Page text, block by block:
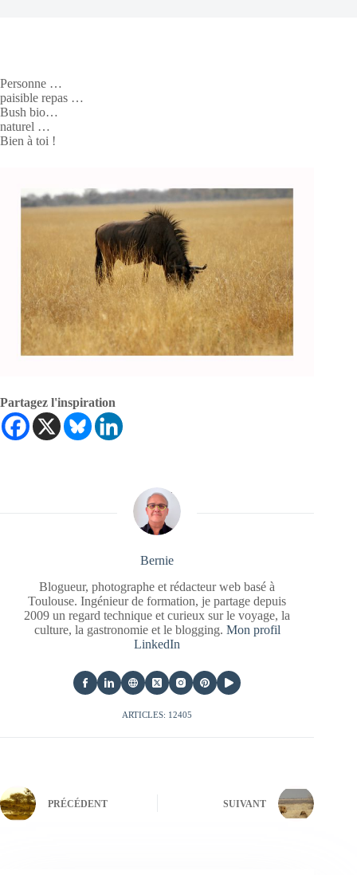
Personne …
paisible repas …
Bush bio…
naturel …
Bien à toi !
Partagez l'inspiration
Bernie
Blogueur, photographe et rédacteur web basé à
Toulouse. Ingénieur de formation, je partage depuis
2009 un regard technique et curieux sur le voyage, la
culture, la gastronomie et le blogging. Mon profil
LinkedIn
ARTICLES: 12405
PRÉCÉDENT SUIVANT